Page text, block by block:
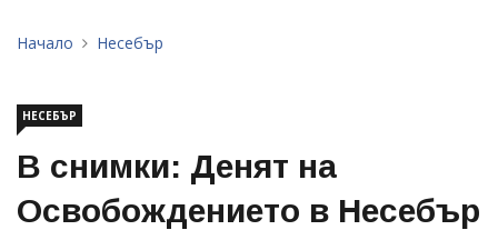
Начало Несебър
НЕСЕБЪР
В снимки: Денят на
Освобождението в Несебър